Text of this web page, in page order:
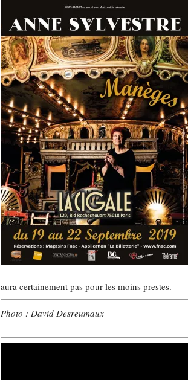
aura certainement pas pour les moins prestes.
Photo : David Desreumaux